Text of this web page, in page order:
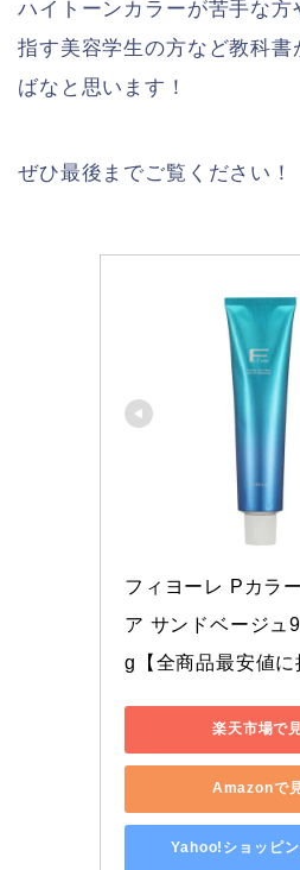
ハイトーンカラーが苦手な方
指す美容学生の方など教科
ばなと思います！
ぜひ最後までご覧ください！
フィヨーレ Pカラ
ア サンドベージュ
g【全商品最安値に
楽天市場で
Amazonで
Yahoo!ショッピ